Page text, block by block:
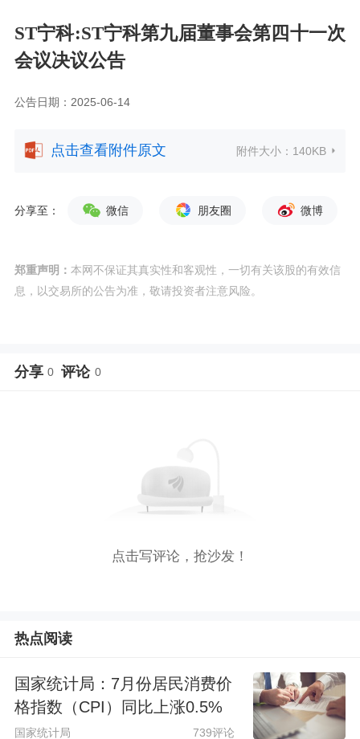
ST宁科:ST宁科第九届董事会第四十一次
会议决议公告
公告日期：2025-06-14
点击查看附件原文 附件大小： 140KB
分享至： 微信 朋友圈 微博
郑重声明： 本网不保证其真实性和客观性，一切有关该股的有效信
息，以交易所的公告为准，敬请投资者注意风险。
分享 0 评论 0
点击写评论，抢沙发！
热点阅读
国家统计局：7月份居民消费价
格指数（CPI）同比上涨0.5%
国家统计局 739评论